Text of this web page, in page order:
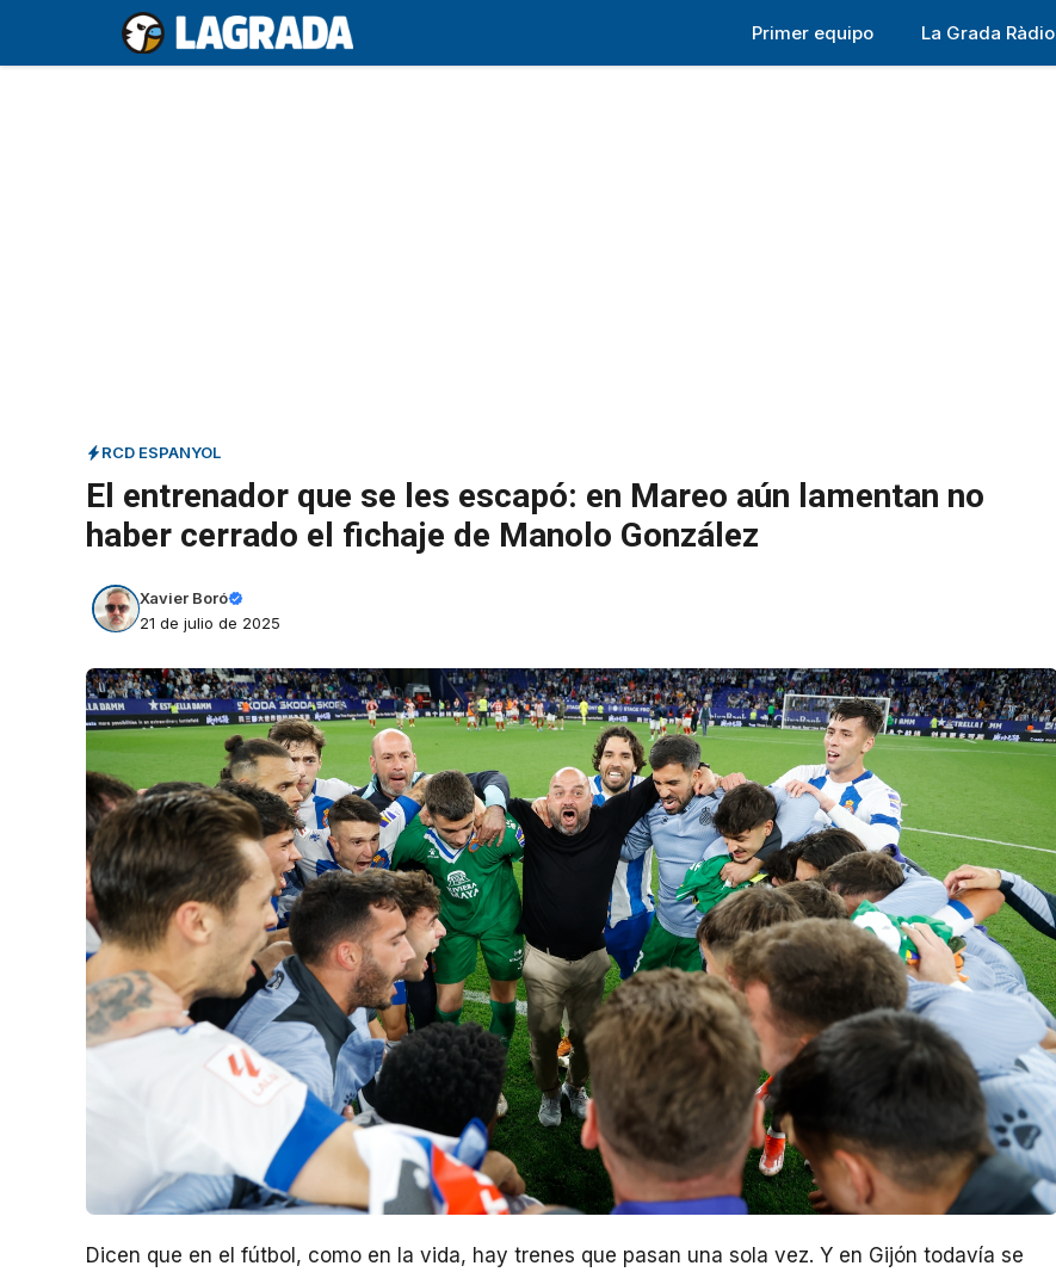
contenido
Primer equipo La Grada Ràdio
RCD ESPANYOL
El entrenador que se les escapó: en Mareo aún lamentan no
haber cerrado el fichaje de Manolo González
Xavier Boró
21 de julio de 2025
Dicen que en el fútbol, como en la vida, hay trenes que pasan una sola vez. Y en Gijón todavía se